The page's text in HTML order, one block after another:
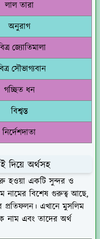
লাল তারা
অনুরাগ
জ্যোতিমালা
সৌভাগ্যবান
গচ্ছিত ধন
বিশ্বস্ত
নির্দেশদাতা
দিয়ে অর্থসহ
হওয়া একটি সুন্দর ও
নামের বিশেষ গুরুত্ব আছে,
প্রতিফলন। এখানে মুসলিম
নাম এবং তাদের অর্থ